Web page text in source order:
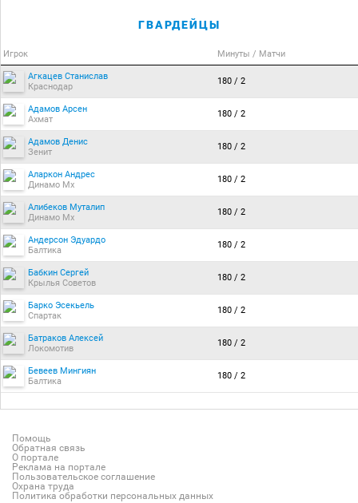
ГВАРДЕЙЦЫ
Игрок Минуты / Матчи
Агкацев Станислав
Краснодар
180 / 2
Адамов Арсен
Ахмат
180 / 2
Адамов Денис
Зенит
180 / 2
Аларкон Андрес
Динамо Мх
180 / 2
Алибеков Муталип
Динамо Мх
180 / 2
Андерсон Эдуардо
Балтика
180 / 2
Бабкин Сергей
Крылья Советов
180 / 2
Барко Эсекьель
Спартак
180 / 2
Батраков Алексей
Локомотив
180 / 2
Бевеев Мингиян
Балтика
180 / 2
Помощь
Обратная связь
О портале
Реклама на портале
Пользовательское соглашение
Охрана труда
Политика обработки персональных данных